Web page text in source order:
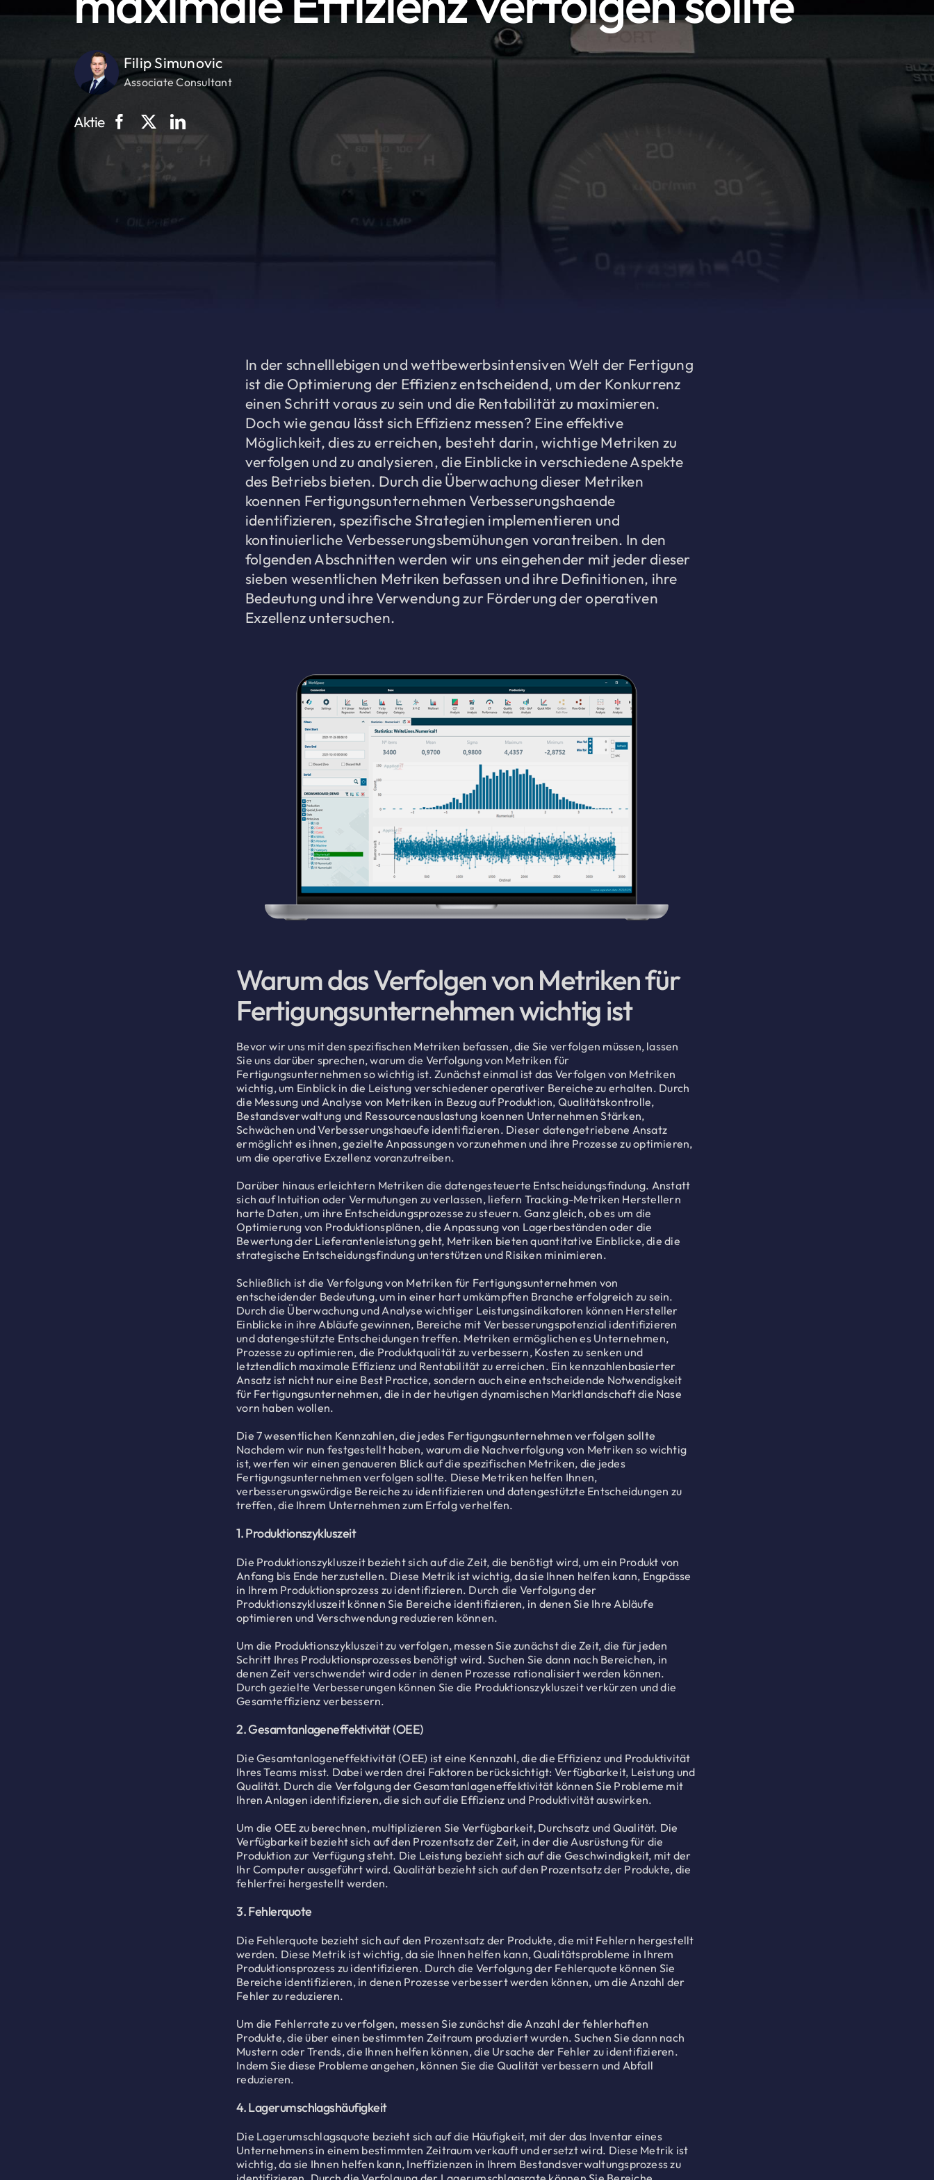
Filip Simunovic
Associate Consultant
Aktie
In der schnelllebigen und wettbewerbsintensiven Welt der Fertigung
ist die Optimierung der Effizienz entscheidend, um der Konkurrenz
einen Schritt voraus zu sein und die Rentabilität zu maximieren.
Doch wie genau lässt sich Effizienz messen? Eine effektive
Möglichkeit, dies zu erreichen, besteht darin, wichtige Metriken zu
verfolgen und zu analysieren, die Einblicke in verschiedene Aspekte
des Betriebs bieten. Durch die Überwachung dieser Metriken
koennen Fertigungsunternehmen Verbesserungshaende
identifizieren, spezifische Strategien implementieren und
kontinuierliche Verbesserungsbemühungen vorantreiben. In den
folgenden Abschnitten werden wir uns eingehender mit jeder dieser
sieben wesentlichen Metriken befassen und ihre Definitionen, ihre
Bedeutung und ihre Verwendung zur Förderung der operativen
Exzellenz untersuchen.
Warum das Verfolgen von Metriken für
Fertigungsunternehmen wichtig ist
Bevor wir uns mit den spezifischen Metriken befassen, die Sie verfolgen müssen, lassen
Sie uns darüber sprechen, warum die Verfolgung von Metriken für
Fertigungsunternehmen so wichtig ist. Zunächst einmal ist das Verfolgen von Metriken
wichtig, um Einblick in die Leistung verschiedener operativer Bereiche zu erhalten. Durch
die Messung und Analyse von Metriken in Bezug auf Produktion, Qualitätskontrolle,
Bestandsverwaltung und Ressourcenauslastung koennen Unternehmen Stärken,
Schwächen und Verbesserungshaeufe identifizieren. Dieser datengetriebene Ansatz
ermöglicht es ihnen, gezielte Anpassungen vorzunehmen und ihre Prozesse zu optimieren,
um die operative Exzellenz voranzutreiben.
Darüber hinaus erleichtern Metriken die datengesteuerte Entscheidungsfindung. Anstatt
sich auf Intuition oder Vermutungen zu verlassen, liefern Tracking-Metriken Herstellern
harte Daten, um ihre Entscheidungsprozesse zu steuern. Ganz gleich, ob es um die
Optimierung von Produktionsplänen, die Anpassung von Lagerbeständen oder die
Bewertung der Lieferantenleistung geht, Metriken bieten quantitative Einblicke, die die
strategische Entscheidungsfindung unterstützen und Risiken minimieren.
Schließlich ist die Verfolgung von Metriken für Fertigungsunternehmen von
entscheidender Bedeutung, um in einer hart umkämpften Branche erfolgreich zu sein.
Durch die Überwachung und Analyse wichtiger Leistungsindikatoren können Hersteller
Einblicke in ihre Abläufe gewinnen, Bereiche mit Verbesserungspotenzial identifizieren
und datengestützte Entscheidungen treffen. Metriken ermöglichen es Unternehmen,
Prozesse zu optimieren, die Produktqualität zu verbessern, Kosten zu senken und
letztendlich maximale Effizienz und Rentabilität zu erreichen. Ein kennzahlenbasierter
Ansatz ist nicht nur eine Best Practice, sondern auch eine entscheidende Notwendigkeit
für Fertigungsunternehmen, die in der heutigen dynamischen Marktlandschaft die Nase
vorn haben wollen.
Die 7 wesentlichen Kennzahlen, die jedes Fertigungsunternehmen verfolgen sollte
Nachdem wir nun festgestellt haben, warum die Nachverfolgung von Metriken so wichtig
ist, werfen wir einen genaueren Blick auf die spezifischen Metriken, die jedes
Fertigungsunternehmen verfolgen sollte. Diese Metriken helfen Ihnen,
verbesserungswürdige Bereiche zu identifizieren und datengestützte Entscheidungen zu
treffen, die Ihrem Unternehmen zum Erfolg verhelfen.
1. Produktionszykluszeit
Die Produktionszykluszeit bezieht sich auf die Zeit, die benötigt wird, um ein Produkt von
Anfang bis Ende herzustellen. Diese Metrik ist wichtig, da sie Ihnen helfen kann, Engpässe
in Ihrem Produktionsprozess zu identifizieren. Durch die Verfolgung der
Produktionszykluszeit können Sie Bereiche identifizieren, in denen Sie Ihre Abläufe
optimieren und Verschwendung reduzieren können.
Um die Produktionszykluszeit zu verfolgen, messen Sie zunächst die Zeit, die für jeden
Schritt Ihres Produktionsprozesses benötigt wird. Suchen Sie dann nach Bereichen, in
denen Zeit verschwendet wird oder in denen Prozesse rationalisiert werden können.
Durch gezielte Verbesserungen können Sie die Produktionszykluszeit verkürzen und die
Gesamteffizienz verbessern.
2. Gesamtanlageneffektivität (OEE)
Die Gesamtanlageneffektivität (OEE) ist eine Kennzahl, die die Effizienz und Produktivität
Ihres Teams misst. Dabei werden drei Faktoren berücksichtigt: Verfügbarkeit, Leistung und
Qualität. Durch die Verfolgung der Gesamtanlageneffektivität können Sie Probleme mit
Ihren Anlagen identifizieren, die sich auf die Effizienz und Produktivität auswirken.
Um die OEE zu berechnen, multiplizieren Sie Verfügbarkeit, Durchsatz und Qualität. Die
Verfügbarkeit bezieht sich auf den Prozentsatz der Zeit, in der die Ausrüstung für die
Produktion zur Verfügung steht. Die Leistung bezieht sich auf die Geschwindigkeit, mit der
Ihr Computer ausgeführt wird. Qualität bezieht sich auf den Prozentsatz der Produkte, die
fehlerfrei hergestellt werden.
3. Fehlerquote
Die Fehlerquote bezieht sich auf den Prozentsatz der Produkte, die mit Fehlern hergestellt
werden. Diese Metrik ist wichtig, da sie Ihnen helfen kann, Qualitätsprobleme in Ihrem
Produktionsprozess zu identifizieren. Durch die Verfolgung der Fehlerquote können Sie
Bereiche identifizieren, in denen Prozesse verbessert werden können, um die Anzahl der
Fehler zu reduzieren.
Um die Fehlerrate zu verfolgen, messen Sie zunächst die Anzahl der fehlerhaften
Produkte, die über einen bestimmten Zeitraum produziert wurden. Suchen Sie dann nach
Mustern oder Trends, die Ihnen helfen können, die Ursache der Fehler zu identifizieren.
Indem Sie diese Probleme angehen, können Sie die Qualität verbessern und Abfall
reduzieren.
4. Lagerumschlagshäufigkeit
Die Lagerumschlagsquote bezieht sich auf die Häufigkeit, mit der das Inventar eines
Unternehmens in einem bestimmten Zeitraum verkauft und ersetzt wird. Diese Metrik ist
wichtig, da sie Ihnen helfen kann, Ineffizienzen in Ihrem Bestandsverwaltungsprozess zu